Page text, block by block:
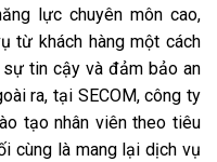
lực chuyên môn cao,
từ khách hàng một cách
tin cậy và đảm bảo an
ra, tại SECOM, công ty
tạo nhân viên theo tiêu
cùng là mang lại dịch vụ